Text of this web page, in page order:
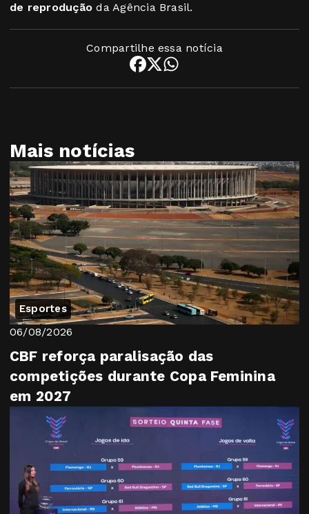
de reprodução da Agência Brasil.
Compartilhe essa notícia
Mais notícias
Esportes
06/08/2026
CBF reforça paralisação das
competições durante Copa Feminina
em 2027